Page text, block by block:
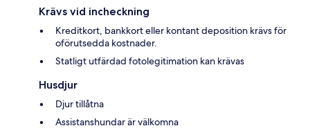
Krävs vid incheckning
Kreditkort, bankkort eller kontant deposition krävs för
oförutsedda kostnader.
Statligt utfärdad fotolegitimation kan krävas
Husdjur
Djur tillåtna
Assistanshundar är välkomna